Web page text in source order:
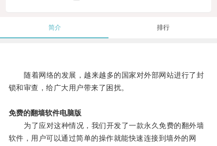
简介 排行
随着网络的发展，越来越多的国家对外部网站进行了封
锁和审查，给广大用户带来了困扰。
免费的翻墙软件电脑版
为了应对这种情况，我们开发了一款永久免费的翻外墙
软件，用户可以通过简单的操作就能快速连接到墙外的网